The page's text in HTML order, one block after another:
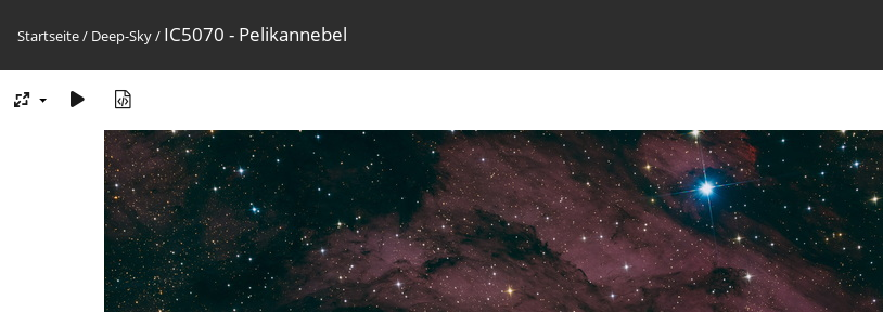
Startseite/ Deep-Sky/ IC5070 - Pelikannebel